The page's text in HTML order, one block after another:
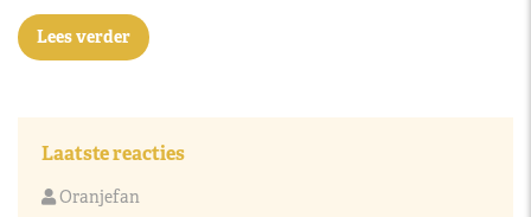
Lees verder
Laatste reacties
Oranjefan